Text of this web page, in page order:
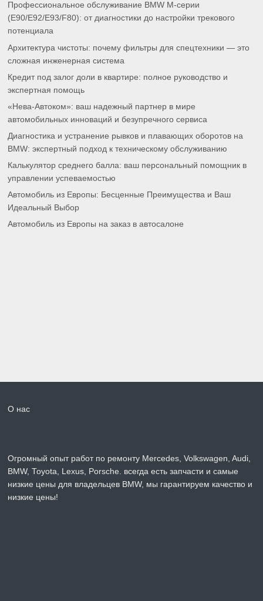
Профессиональное обслуживание BMW M-серии
(E90/E92/E93/F80): от диагностики до настройки трекового
потенциала
Архитектура чистоты: почему фильтры для спецтехники — это
сложная инженерная система
Кредит под залог доли в квартире: полное руководство и
экспертная помощь
«Нева-Автоком»: ваш надежный партнер в мире
автомобильных инноваций и безупречного сервиса
Диагностика и устранение рывков и плавающих оборотов на
BMW: экспертный подход к техническому обслуживанию
Калькулятор среднего балла: ваш персональный помощник в
управлении успеваемостью
Автомобиль из Европы: Бесценные Преимущества и Ваш
Идеальный Выбор
Автомобиль из Европы на заказ в автосалоне
О нас
Огромный опыт работ по ремонту Mercedes, Volkswagen, Audi,
BMW, Toyota, Lexus, Porsche. всегда есть запчасти и самые
низкие цены для владельцев BMW, мы гарантируем качество и
низкие цены!